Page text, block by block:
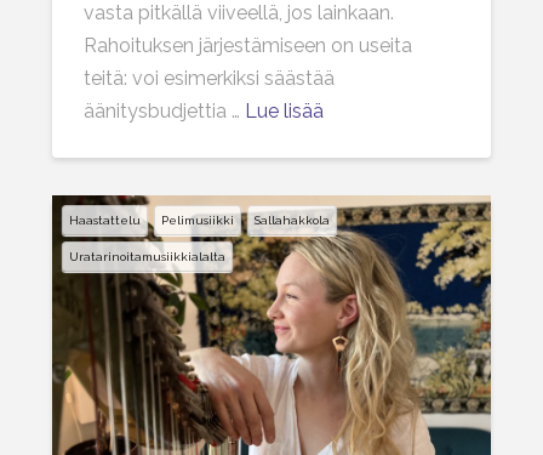
vasta pitkällä viiveellä, jos lainkaan.
Rahoituksen järjestämiseen on useita
teitä: voi esimerkiksi säästää
äänitysbudjettia … Lue lisää
Haastattelu Pelimusiikki Sallahakkola
Uratarinoitamusiikkialalta